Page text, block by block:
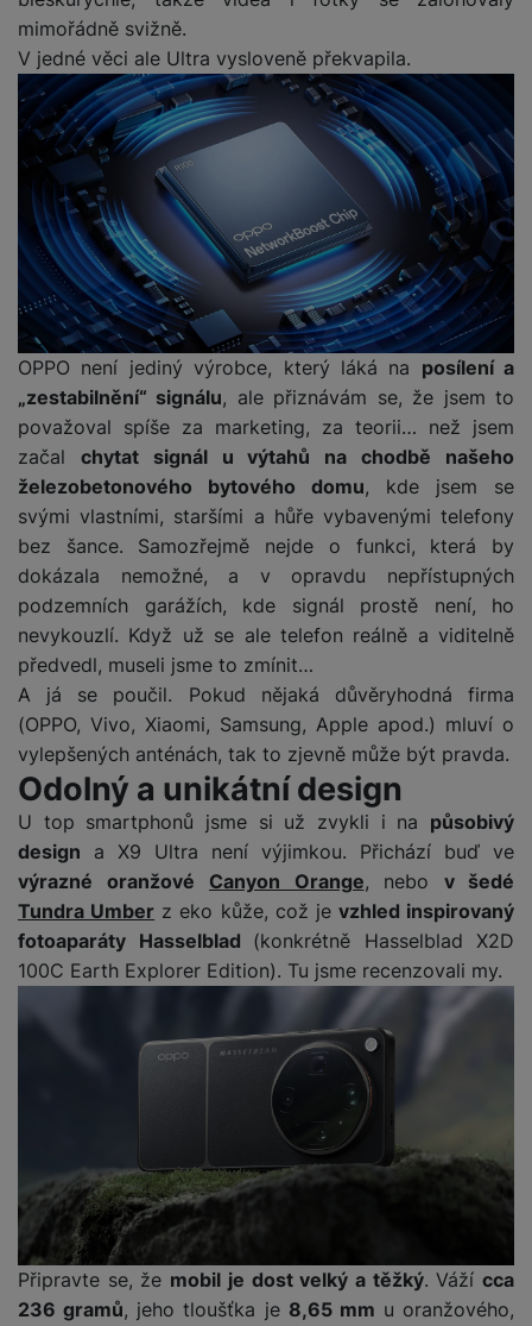
mimořádně svižně.
V jedné věci ale Ultra vysloveně překvapila.
OPPO není jediný výrobce, který láká na posílení a
„zestabilnění“ signálu, ale přiznávám se, že jsem to
považoval spíše za marketing, za teorii… než jsem
začal chytat signál u výtahů na chodbě našeho
železobetonového bytového domu, kde jsem se
svými vlastními, staršími a hůře vybavenými telefony
bez šance. Samozřejmě nejde o funkci, která by
dokázala nemožné, a v opravdu nepřístupných
podzemních garážích, kde signál prostě není, ho
nevykouzlí. Když už se ale telefon reálně a viditelně
předvedl, museli jsme to zmínit…
A já se poučil. Pokud nějaká důvěryhodná firma
(OPPO, Vivo, Xiaomi, Samsung, Apple apod.) mluví o
vylepšených anténách, tak to zjevně může být pravda.
Odolný a unikátní design
U top smartphonů jsme si už zvykli i na působivý
design a X9 Ultra není výjimkou. Přichází buď ve
výrazné oranžové
Canyon Orange, nebo v šedé
Tundra Umber z eko kůže, což je vzhled inspirovaný
fotoaparáty Hasselblad (konkrétně Hasselblad X2D
100C Earth Explorer Edition). Tu jsme recenzovali my.
Připravte se, že mobil je dost velký a těžký. Vážícca
236 gramů, jeho tloušťka je 8,65 mm u oranžového,